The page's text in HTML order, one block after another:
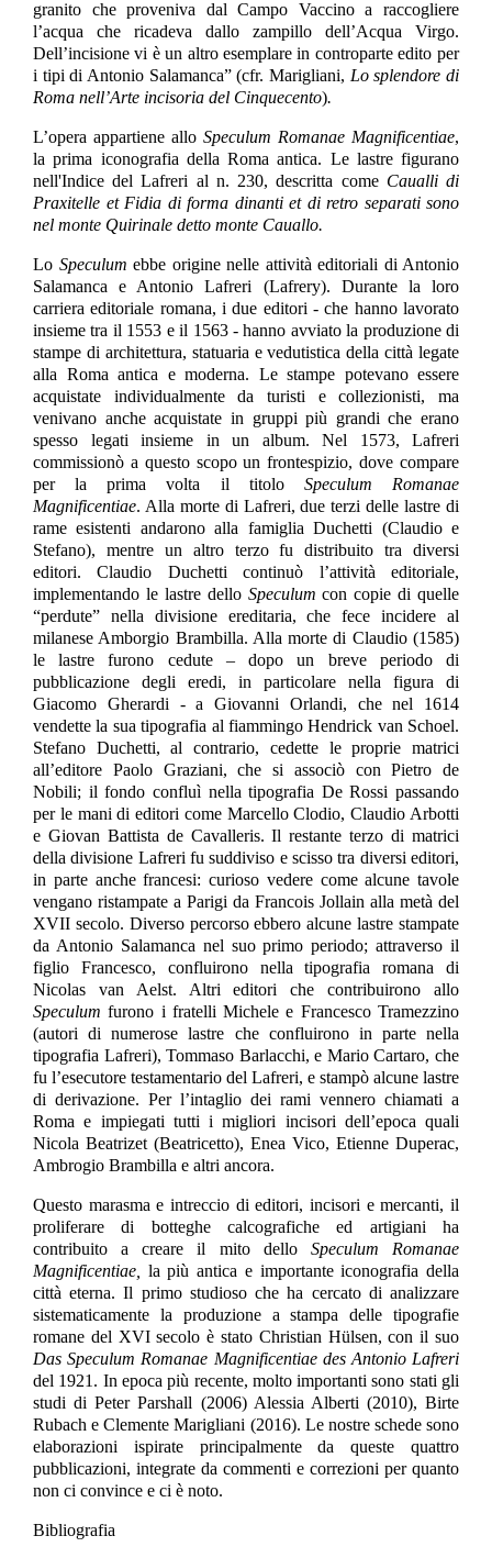
granito che proveniva dal Campo Vaccino a raccogliere
l’acqua che ricadeva dallo zampillo dell’Acqua Virgo.
Dell’incisione vi è un altro esemplare in controparte edito per
i tipi di Antonio Salamanca” (cfr. Marigliani, Lo splendore di
Roma nell’Arte incisoria del Cinquecento).
L’opera appartiene allo Speculum Romanae Magnificentiae,
la prima iconografia della Roma antica. Le lastre figurano
nell'Indice del Lafreri al n. 230, descritta come Caualli di
Praxitelle et Fidia di forma dinanti et di retro separati sono
nel monte Quirinale detto monte Cauallo.
Lo Speculum ebbe origine nelle attività editoriali di Antonio
Salamanca e Antonio Lafreri (Lafrery). Durante la loro
carriera editoriale romana, i due editori - che hanno lavorato
insieme tra il 1553 e il 1563 - hanno avviato la produzione di
stampe di architettura, statuaria e vedutistica della città legate
alla Roma antica e moderna. Le stampe potevano essere
acquistate individualmente da turisti e collezionisti, ma
venivano anche acquistate in gruppi più grandi che erano
spesso legati insieme in un album. Nel 1573, Lafreri
commissionò a questo scopo un frontespizio, dove compare
per la prima volta il titolo Speculum Romanae
Magnificentiae. Alla morte di Lafreri, due terzi delle lastre di
rame esistenti andarono alla famiglia Duchetti (Claudio e
Stefano), mentre un altro terzo fu distribuito tra diversi
editori. Claudio Duchetti continuò l’attività editoriale,
implementando le lastre dello Speculumcon copie di quelle
“perdute” nella divisione ereditaria, che fece incidere al
milanese Amborgio Brambilla. Alla morte di Claudio (1585)
le lastre furono cedute – dopo un breve periodo di
pubblicazione degli eredi, in particolare nella figura di
Giacomo Gherardi - a Giovanni Orlandi, che nel 1614
vendette la sua tipografia al fiammingo Hendrick van Schoel.
Stefano Duchetti, al contrario, cedette le proprie matrici
all’editore Paolo Graziani, che si associò con Pietro de
Nobili; il fondo confluì nella tipografia De Rossi passando
per le mani di editori come Marcello Clodio, Claudio Arbotti
e Giovan Battista de Cavalleris. Il restante terzo di matrici
della divisione Lafreri fu suddiviso e scisso tra diversi editori,
in parte anche francesi: curioso vedere come alcune tavole
vengano ristampate a Parigi da Francois Jollain alla metà del
XVII secolo. Diverso percorso ebbero alcune lastre stampate
da Antonio Salamanca nel suo primo periodo; attraverso il
figlio Francesco, confluirono nella tipografia romana di
Nicolas van Aelst. Altri editori che contribuirono allo
Speculum furono i fratelli Michele e Francesco Tramezzino
(autori di numerose lastre che confluirono in parte nella
tipografia Lafreri), Tommaso Barlacchi, e Mario Cartaro, che
fu l’esecutore testamentario del Lafreri, e stampò alcune lastre
di derivazione. Per l’intaglio dei rami vennero chiamati a
Roma e impiegati tutti i migliori incisori dell’epoca quali
Nicola Beatrizet (Beatricetto), Enea Vico, Etienne Duperac,
Ambrogio Brambilla e altri ancora.
Questo marasma e intreccio di editori, incisori e mercanti, il
proliferare di botteghe calcografiche ed artigiani ha
contribuito a creare il mito dello Speculum Romanae
Magnificentiae,
la più antica e importante iconografia della
città eterna. Il primo studioso che ha cercato di analizzare
sistematicamente la produzione a stampa delle tipografie
romane del XVI secolo è stato Christian Hülsen, con il suo
Das Speculum Romanae Magnificentiae des Antonio Lafreri
del 1921. In epoca più recente, molto importanti sono stati gli
studi di Peter Parshall (2006) Alessia Alberti (2010), Birte
Rubach e Clemente Marigliani (2016). Le nostre schede sono
elaborazioni ispirate principalmente da queste quattro
pubblicazioni, integrate da commenti e correzioni per quanto
non ci convince e ci è noto.
Bibliografia